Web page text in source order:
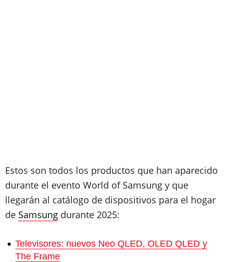
Estos son todos los productos que han aparecido
durante el evento World of Samsung y que
llegarán al catálogo de dispositivos para el hogar
de Samsung durante 2025:
Televisores: nuevos Neo QLED, OLED QLED y
The Frame